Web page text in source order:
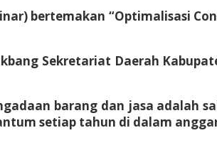
bertemakan “Optimalisasi
Sekretariat Daerah
barang dan jasa adalah
setiap tahun di dalam